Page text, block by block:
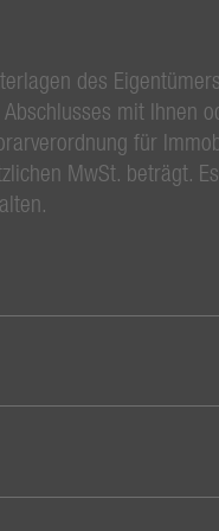
des
mit Ihnen
für
MwSt. beträgt.